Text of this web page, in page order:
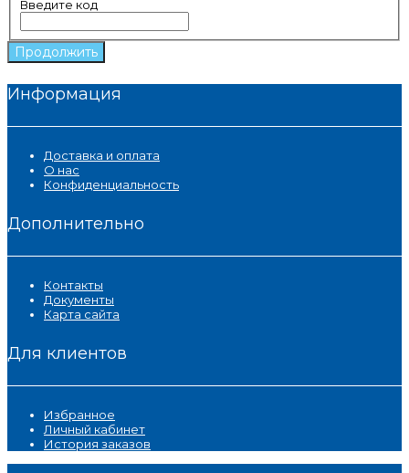
Введите код
Продолжить
Информация
Доставка и оплата
О нас
Конфиденциальность
Дополнительно
Контакты
Документы
Карта сайта
Для клиентов
Избранное
Личный кабинет
История заказов